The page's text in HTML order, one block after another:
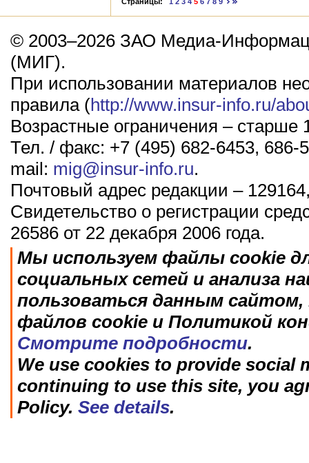
© 2003–2026 ЗАО Медиа-
(МИГ).
При использовании материалов
правила (http://www.insur-info.ru/
Возрастные ограничения – старше
Тел. / факс: +7 (495) 682-6453, 686-
mail: mig@insur-info.ru.
Почтовый адрес редакции –
Свидетельство о регистрации
26586 от 22 декабря 2006 года.
Мы используем файлы cookie
социальных сетей и анализа
пользоваться данным
файлов cookie и Политикой
Смотрите подробности.
We use cookies to provide social
continuing to use this site, you
Policy. See details.